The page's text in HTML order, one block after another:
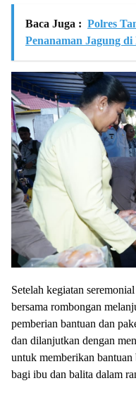
Baca Juga : Polres
Penanaman Jagung
Setelah kegiatan
bersama rombongan
pemberian bantuan dan
dan dilanjutkan dengan
untuk memberikan
bagi ibu dan balita dalam